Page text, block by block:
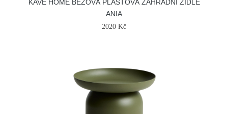
KAVE HOME BÉŽOVÁ PLASTOVÁ ZAHRADNÍ ŽIDLE
ANIA
2020 Kč